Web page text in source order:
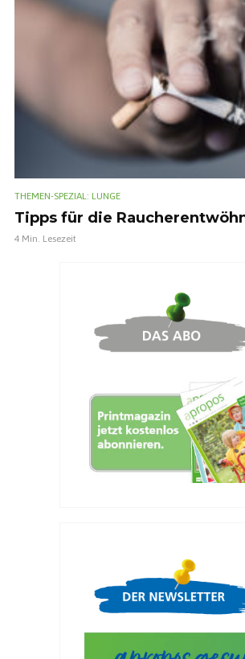
THEMEN-SPEZIAL: LUNGE
Tipps für die
4 Min. Lesezeit